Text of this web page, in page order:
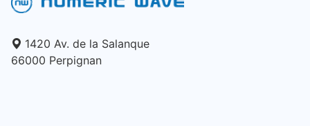
1420 Av. de la Salanque
66000 Perpignan